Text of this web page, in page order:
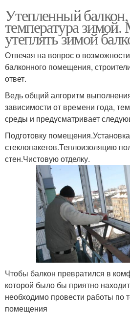
Утепленный балкон,
температура
утеплять зимой
Отвечая на вопрос о
балконного помещения,
ответ.
Ведь общий алгоритм
зависимости от времени года,
среды и предусматривает
Подготовку помещения.Установка
стеклопакетов.Теплоизоляцию
стен.Чистовую отделку.
Чтобы балкон превратился в
которой было бы приятно
необходимо провести работы по
помещения